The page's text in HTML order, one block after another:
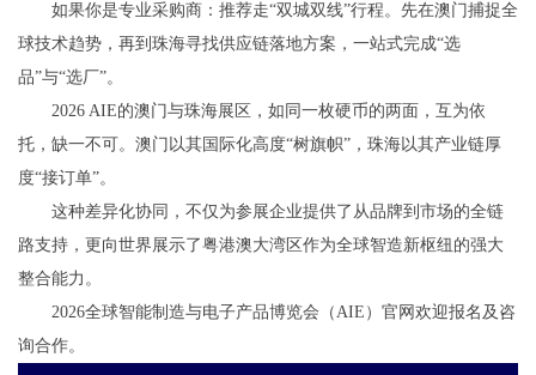
如果你是专业采购商：推荐走“双城双线”行程。先在澳门捕捉全
球技术趋势，再到珠海寻找供应链落地方案，一站式完成“选
品”与“选厂”。
2026 AIE的澳门与珠海展区，如同一枚硬币的两面，互为依
托，缺一不可。澳门以其国际化高度“树旗帜”，珠海以其产业链厚
度“接订单”。
这种差异化协同，不仅为参展企业提供了从品牌到市场的全链
路支持，更向世界展示了粤港澳大湾区作为全球智造新枢纽的强大
整合能力。
2026全球智能制造与电子产品博览会（AIE）官网欢迎报名及咨
询合作。